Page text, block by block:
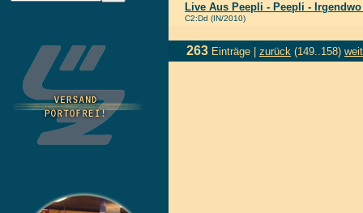
Live Aus Peepli - Peepli -
C2:Dd (IN/2010)
263 Einträge | zurück (149..158)